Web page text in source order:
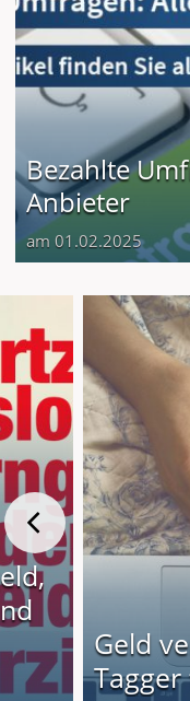
Bezahlte
Anbieter
am 01.02.2025
Geld